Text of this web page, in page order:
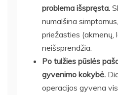
problema išspręsta.
numalšina
priežasties (akmenų,
neišsprendžia.
Po tulžies pūslės
gyvenimo kokybė.
operacijos gyvena